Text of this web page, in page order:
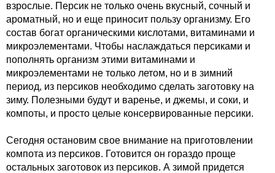
взрослые. Персик не только очень вкусный, сочный и
ароматный, но и еще приносит пользу организму. Его
состав богат органическими кислотами, витаминами и
микроэлементами. Чтобы наслаждаться персиками и
пополнять организм этими витаминами и
микроэлементами не только летом, но и в зимний
период, из персиков необходимо сделать заготовку на
зиму. Полезными будут и варенье, и джемы, и соки, и
компоты, и просто целые консервированные персики.
Сегодня остановим свое внимание на приготовлении
компота из персиков. Готовится он гораздо проще
остальных заготовок из персиков. А зимой придется